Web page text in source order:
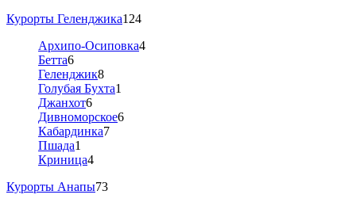
Курорты Геленджика124
Архипо-Осиповка4
Бетта6
Геленджик8
Голубая Бухта1
Джанхот6
Дивноморское6
Кабардинка7
Пшада1
Криница4
Курорты Анапы73